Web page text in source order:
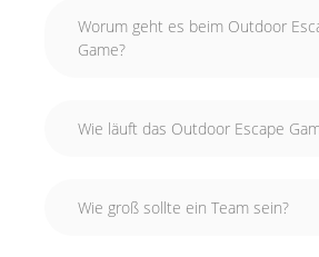
Worum geht es beim Outdoor
Game?
Wie läuft das Outdoor Escape
Wie groß sollte ein Team sein?